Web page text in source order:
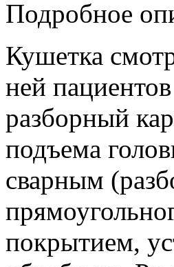
Подробное
Кушетка
ней
разборный
подъема
сварным
покрытием,